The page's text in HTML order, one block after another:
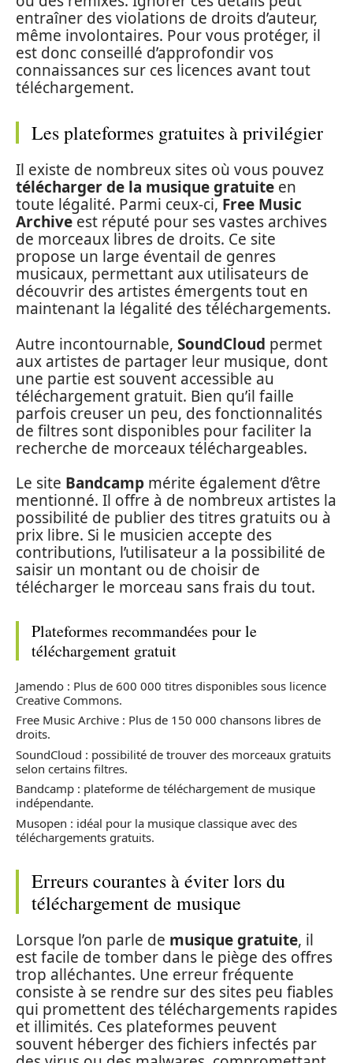
entraîner des violations de droits d’auteur,
même involontaires. Pour vous protéger, il
est donc conseillé d’approfondir vos
connaissances sur ces licences avant tout
téléchargement.
Les plateformes gratuites à privilégier
Il existe de nombreux sites où vous pouvez
télécharger de la musique gratuite en
toute légalité. Parmi ceux-ci, Free Music
Archive est réputé pour ses vastes archives
de morceaux libres de droits. Ce site
propose un large éventail de genres
musicaux, permettant aux utilisateurs de
découvrir des artistes émergents tout en
maintenant la légalité des téléchargements.
Autre incontournable, SoundCloud permet
aux artistes de partager leur musique, dont
une partie est souvent accessible au
téléchargement gratuit. Bien qu’il faille
parfois creuser un peu, des fonctionnalités
de filtres sont disponibles pour faciliter la
recherche de morceaux téléchargeables.
Le site Bandcamp mérite également d’être
mentionné. Il offre à de nombreux artistes la
possibilité de publier des titres gratuits ou à
prix libre. Si le musicien accepte des
contributions, l’utilisateur a la possibilité de
saisir un montant ou de choisir de
télécharger le morceau sans frais du tout.
Plateformes recommandées pour le
téléchargement gratuit
Jamendo : Plus de 600 000 titres disponibles sous licence
Creative Commons.
Free Music Archive : Plus de 150 000 chansons libres de
droits.
SoundCloud : possibilité de trouver des morceaux gratuits
selon certains filtres.
Bandcamp : plateforme de téléchargement de musique
indépendante.
Musopen : idéal pour la musique classique avec des
téléchargements gratuits.
Erreurs courantes à éviter lors du
téléchargement de musique
Lorsque l’on parle de musique gratuite, il
est facile de tomber dans le piège des offres
trop alléchantes. Une erreur fréquente
consiste à se rendre sur des sites peu fiables
qui promettent des téléchargements rapides
et illimités. Ces plateformes peuvent
souvent héberger des fichiers infectés par